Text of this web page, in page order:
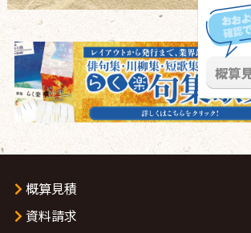
概算見積
資料請求